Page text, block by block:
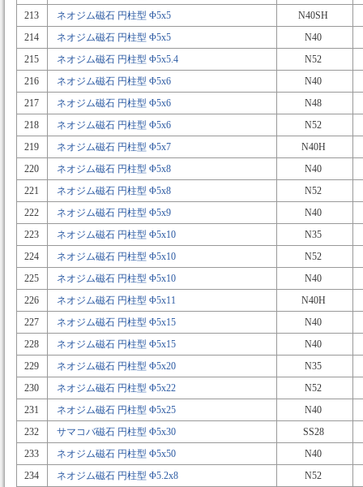
213
ネオジム磁石 円柱型 Φ5x5
N40SH
214
ネオジム磁石 円柱型 Φ5x5
N40
215
ネオジム磁石 円柱型 Φ5x5.4
N52
216
ネオジム磁石 円柱型 Φ5x6
N40
217
ネオジム磁石 円柱型 Φ5x6
N48
218
ネオジム磁石 円柱型 Φ5x6
N52
219
ネオジム磁石 円柱型 Φ5x7
N40H
220
ネオジム磁石 円柱型 Φ5x8
N40
221
ネオジム磁石 円柱型 Φ5x8
N52
222
ネオジム磁石 円柱型 Φ5x9
N40
223
ネオジム磁石 円柱型 Φ5x10
N35
224
ネオジム磁石 円柱型 Φ5x10
N52
225
ネオジム磁石 円柱型 Φ5x10
N40
226
ネオジム磁石 円柱型 Φ5x11
N40H
227
ネオジム磁石 円柱型 Φ5x15
N40
228
ネオジム磁石 円柱型 Φ5x15
N40
229
ネオジム磁石 円柱型 Φ5x20
N35
230
ネオジム磁石 円柱型 Φ5x22
N52
231
ネオジム磁石 円柱型 Φ5x25
N40
232
サマコバ磁石 円柱型 Φ5x30
SS28
233
ネオジム磁石 円柱型 Φ5x50
N40
234
ネオジム磁石 円柱型 Φ5.2x8
N52